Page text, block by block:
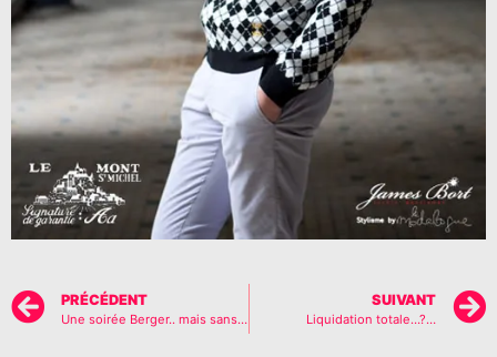
PRÉCÉDENT
Une soirée Berger.. mais sans bâton…
SUIVANT
Liquidation totale…?…